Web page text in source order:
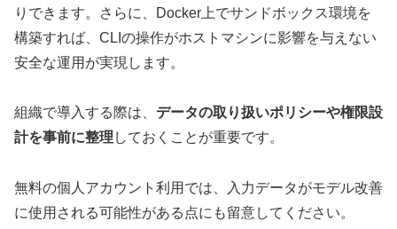
りできます。さらに、Docker上でサンドボックス環境を
構築すれば、CLIの操作がホストマシンに影響を与えない
安全な運用が実現します。
組織で導入する際は、 データの取り扱いポリシーや権限設
計を事前に整理 しておくことが重要です。
無料の個人アカウント利用では、入力データがモデル改善
に使用される可能性がある点にも留意してください。